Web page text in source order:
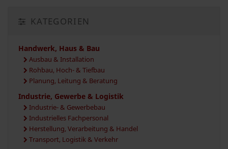
KATEGORIEN
Handwerk, Haus & Bau
Ausbau & Installation
Rohbau, Hoch- & Tiefbau
Planung, Leitung & Beratung
Industrie, Gewerbe & Logistik
Industrie- & Gewerbebau
Industrielles Fachpersonal
Herstellung, Verarbeitung & Handel
Transport, Logistik & Verkehr